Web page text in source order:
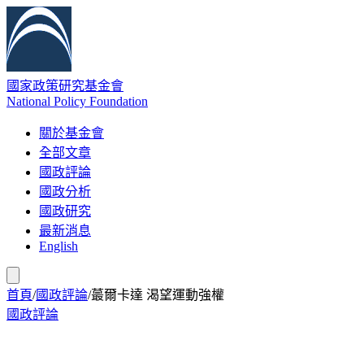
國家政策研究基金會
National Policy Foundation
關於基金會
全部文章
國政評論
國政分析
國政研究
最新消息
English
首頁/國政評論/蕞爾卡達 渴望運動強權
國政評論